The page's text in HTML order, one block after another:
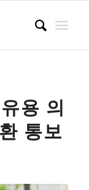
용 의
통보